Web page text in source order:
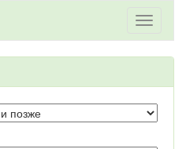
Toggle